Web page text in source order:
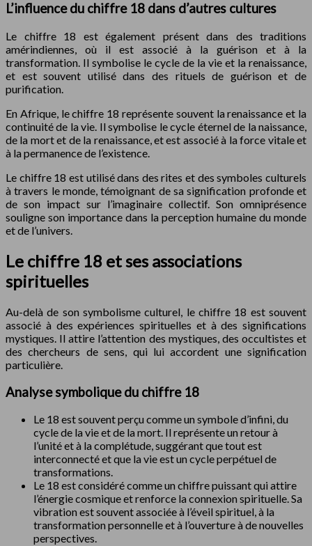
L’influence du chiffre 18 dans d’autres cultures
Le chiffre 18 est également présent dans des traditions
amérindiennes, où il est associé à la guérison et à la
transformation. Il symbolise le cycle de la vie et la renaissance,
et est souvent utilisé dans des rituels de guérison et de
purification.
En Afrique, le chiffre 18 représente souvent la renaissance et la
continuité de la vie. Il symbolise le cycle éternel de la naissance,
de la mort et de la renaissance, et est associé à la force vitale et
à la permanence de l’existence.
Le chiffre 18 est utilisé dans des rites et des symboles culturels
à travers le monde, témoignant de sa signification profonde et
de son impact sur l’imaginaire collectif. Son omniprésence
souligne son importance dans la perception humaine du monde
et de l’univers.
Le chiffre 18 et ses associations
spirituelles
Au-delà de son symbolisme culturel, le chiffre 18 est souvent
associé à des expériences spirituelles et à des significations
mystiques. Il attire l’attention des mystiques, des occultistes et
des chercheurs de sens, qui lui accordent une signification
particulière.
Analyse symbolique du chiffre 18
Le 18 est souvent perçu comme un symbole d’infini, du
cycle de la vie et de la mort. Il représente un retour à
l’unité et à la complétude, suggérant que tout est
interconnecté et que la vie est un cycle perpétuel de
transformations.
Le 18 est considéré comme un chiffre puissant qui attire
l’énergie cosmique et renforce la connexion spirituelle. Sa
vibration est souvent associée à l’éveil spirituel, à la
transformation personnelle et à l’ouverture à de nouvelles
perspectives.